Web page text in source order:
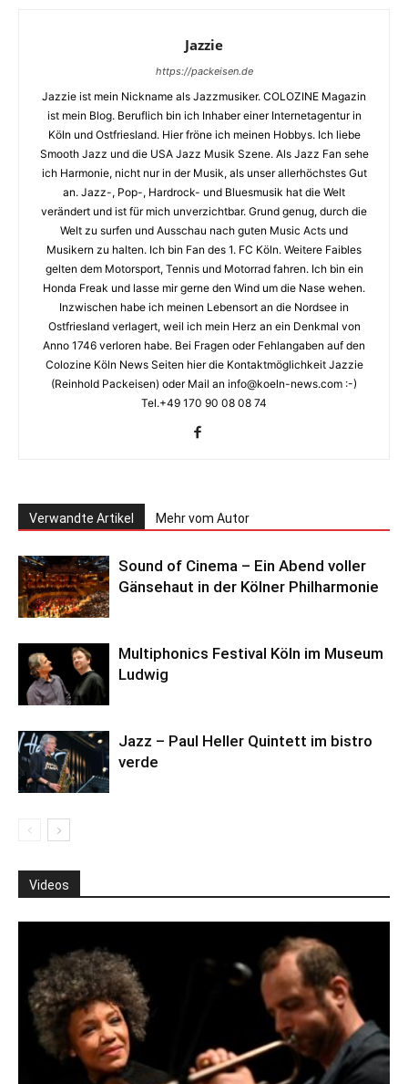
Jazzie
https://packeisen.de
Jazzie ist mein Nickname als Jazzmusiker. COLOZINE Magazin
ist mein Blog. Beruflich bin ich Inhaber einer Internetagentur in
Köln und Ostfriesland. Hier fröne ich meinen Hobbys. Ich liebe
Smooth Jazz und die USA Jazz Musik Szene. Als Jazz Fan sehe
ich Harmonie, nicht nur in der Musik, als unser allerhöchstes Gut
an. Jazz-, Pop-, Hardrock- und Bluesmusik hat die Welt
verändert und ist für mich unverzichtbar. Grund genug, durch die
Welt zu surfen und Ausschau nach guten Music Acts und
Musikern zu halten. Ich bin Fan des 1. FC Köln. Weitere Faibles
gelten dem Motorsport, Tennis und Motorrad fahren. Ich bin ein
Honda Freak und lasse mir gerne den Wind um die Nase wehen.
Inzwischen habe ich meinen Lebensort an die Nordsee in
Ostfriesland verlagert, weil ich mein Herz an ein Denkmal von
Anno 1746 verloren habe. Bei Fragen oder Fehlangaben auf den
Colozine Köln News Seiten hier die Kontaktmöglichkeit Jazzie
(Reinhold Packeisen) oder Mail an info@koeln-news.com :-)
Tel.+49 170 90 08 08 74
Verwandte Artikel Mehr vom Autor
Sound of Cinema – Ein Abend voller
Gänsehaut in der Kölner Philharmonie
Multiphonics Festival Köln im Museum
Ludwig
Jazz – Paul Heller Quintett im bistro
verde
Videos